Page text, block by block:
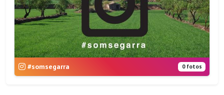
#somsegarra 0 fotos